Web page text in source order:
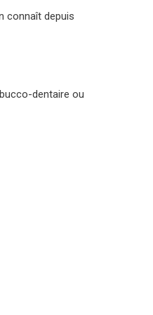
connaît depuis
dentaire ou